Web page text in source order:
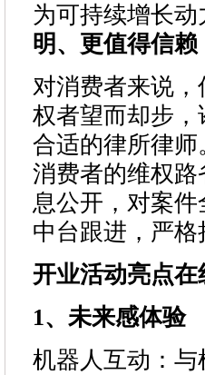
为可持续增长动
明、更值得信赖
对消费者来说
权者望而却步
合适的律所律
消费者的维权
息公开，对案
中台跟进，严
开业活动亮点在
1、 未来感体验
机器人互动：